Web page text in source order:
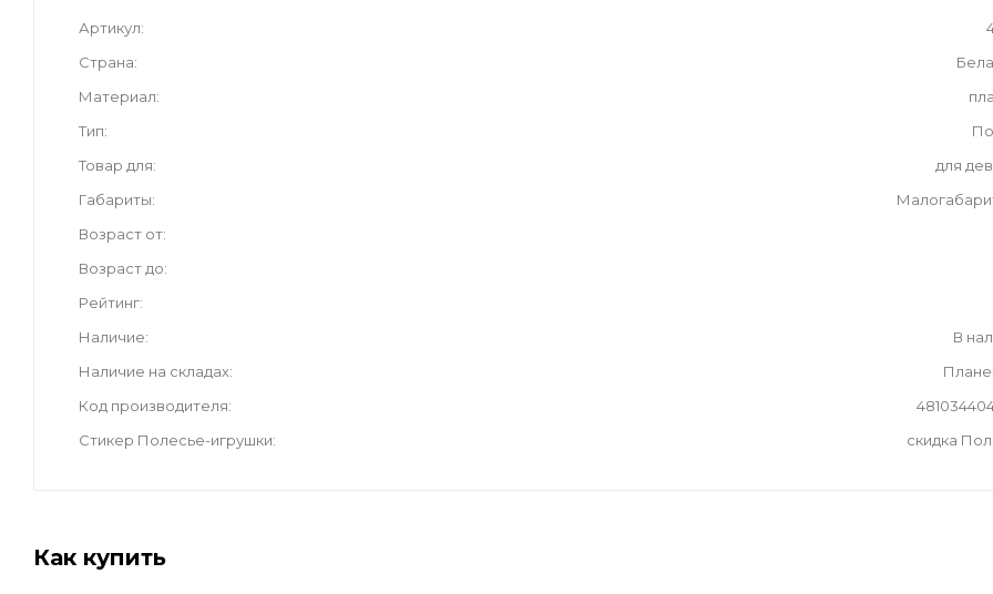
Артикул
Страна
Материал
Тип
Товар для
для
Габариты
Возраст от
Возраст до
Рейтинг
Наличие
В
Наличие на складах
Код производителя
Стикер Полесье-игрушки
скидка
Как купить